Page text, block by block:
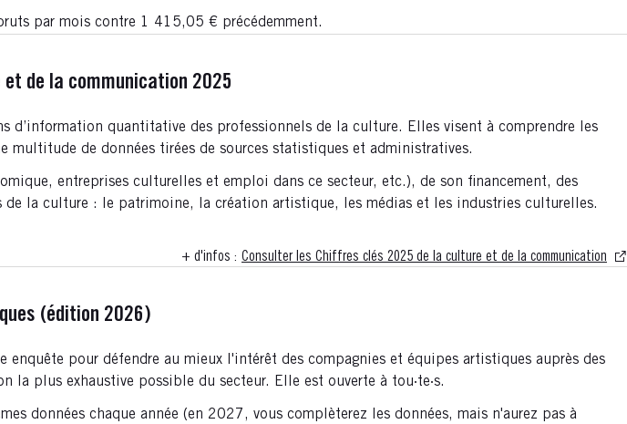
par mois contre 1 415,05 € précédemment.
de la communication 2025
quantitative des professionnels de la culture. Elles visent à comprendre les
multitude de données tirées de sources statistiques et administratives.
entreprises culturelles et emploi dans ce secteur, etc.), de son financement, des
la culture : le patrimoine, la création artistique, les médias et les industries culturelles.
+ d'infos : Consulter les Chiffres clés 2025 de la culture et de la communication
(édition 2026)
pour défendre au mieux l'intérêt des compagnies et équipes artistiques auprès des
plus exhaustive possible du secteur. Elle est ouverte à tou·te·s.
données chaque année (en 2027, vous complèterez les données, mais n'aurez pas à